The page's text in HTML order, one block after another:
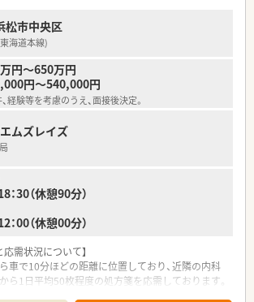
としての勤務や在宅対応にも柔軟に取り組める方を
り、特に管理薬剤師へのステップアップに意欲的な方
までの若手層を中心に、周囲のスタッフや医療事
円滑なコミュニケーションを図れる方を募集してお
ついて】
心に静岡県西部で20店舗近くを展開しており、代
度で縛り付けるのではなく、個々の能力や個性を尊
あり、働きやすい環境づくりに力を注いでいるのが
相互にヘルプを送り合える強力なサポート体制が
松市中央区
海道本線)
円～650万円
円～540,000円
経験等を考慮のうえ、面接後決定。
ムズレイズ
：30（休憩90分）
：00（休憩00分）
応需状況について】
車で10分ほどの距離に位置しており、近隣の内科
ら1日平均50枚程度の処方箋を応需しております。